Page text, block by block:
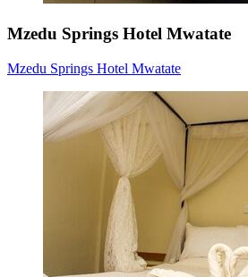
Mzedu Springs Hotel Mwatate
Mzedu Springs Hotel Mwatate